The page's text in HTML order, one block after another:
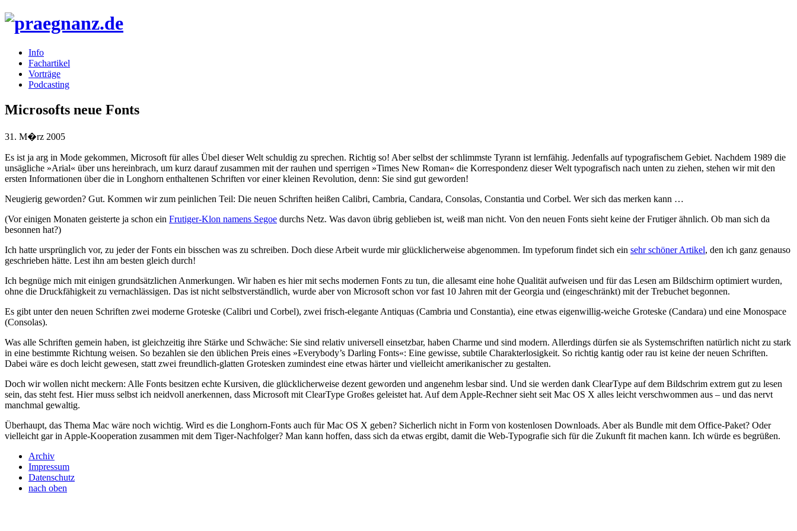
Info
Fachartikel
Vorträge
Podcasting
Microsofts neue Fonts
31. M�rz 2005
Es ist ja arg in Mode gekommen, Microsoft für alles Übel dieser Welt schuldig zu sprechen. Richtig so! Aber selbst der schlimmste Tyrann ist lernfähig. Jedenfalls auf typografischem Gebiet. Nachdem 1989 die
unsägliche »Arial« über uns hereinbrach, um kurz darauf zusammen mit der rauhen und sperrigen »Times New Roman« die Korrespondenz dieser Welt typografisch nach unten zu ziehen, stehen wir mit den
ersten Informationen über die in Longhorn enthaltenen Schriften vor einer kleinen Revolution, denn: Sie sind gut geworden!
Neugierig geworden? Gut. Kommen wir zum peinlichen Teil: Die neuen Schriften heißen Calibri, Cambria, Candara, Consolas, Constantia und Corbel. Wer sich das merken kann …
(Vor einigen Monaten geisterte ja schon ein Frutiger-Klon namens Segoe durchs Netz. Was davon übrig geblieben ist, weiß man nicht. Von den neuen Fonts sieht keine der Frutiger ähnlich. Ob man sich da
besonnen hat?)
Ich hatte ursprünglich vor, zu jeder der Fonts ein bisschen was zu schreiben. Doch diese Arbeit wurde mir glücklicherweise abgenommen. Im typeforum findet sich ein sehr schöner Artikel, den ich ganz genauso
geschrieben hätte. Lest ihn am besten gleich durch!
Ich begnüge mich mit einigen grundsätzlichen Anmerkungen. Wir haben es hier mit sechs modernen Fonts zu tun, die allesamt eine hohe Qualität aufweisen und für das Lesen am Bildschirm optimiert wurden,
ohne die Druckfähigkeit zu vernachlässigen. Das ist nicht selbstverständlich, wurde aber von Microsoft schon vor fast 10 Jahren mit der Georgia und (eingeschränkt) mit der Trebuchet begonnen.
Es gibt unter den neuen Schriften zwei moderne Groteske (Calibri und Corbel), zwei frisch-elegante Antiquas (Cambria und Constantia), eine etwas eigenwillig-weiche Groteske (Candara) und eine Monospace
(Consolas).
Was alle Schriften gemein haben, ist gleichzeitig ihre Stärke und Schwäche: Sie sind relativ universell einsetzbar, haben Charme und sind modern. Allerdings dürfen sie als Systemschriften natürlich nicht zu stark
in eine bestimmte Richtung weisen. So bezahlen sie den üblichen Preis eines »Everybody’s Darling Fonts«: Eine gewisse, subtile Charakterlosigkeit. So richtig kantig oder rau ist keine der neuen Schriften.
Dabei wäre es doch leicht gewesen, statt zwei freundlich-glatten Grotesken zumindest eine etwas härter und vielleicht amerikanischer zu gestalten.
Doch wir wollen nicht meckern: Alle Fonts besitzen echte Kursiven, die glücklicherweise dezent geworden und angenehm lesbar sind. Und sie werden dank ClearType auf dem Bildschrim extrem gut zu lesen
sein, das steht fest. Hier muss selbst ich neidvoll anerkennen, dass Microsoft mit ClearType Großes geleistet hat. Auf dem Apple-Rechner sieht seit Mac OS X alles leicht verschwommen aus – und das nervt
manchmal gewaltig.
Überhaupt, das Thema Mac wäre noch wichtig. Wird es die Longhorn-Fonts auch für Mac OS X geben? Sicherlich nicht in Form von kostenlosen Downloads. Aber als Bundle mit dem Office-Paket? Oder
vielleicht gar in Apple-Kooperation zusammen mit dem Tiger-Nachfolger? Man kann hoffen, dass sich da etwas ergibt, damit die Web-Typografie sich für die Zukunft fit machen kann. Ich würde es begrüßen.
Archiv
Impressum
Datenschutz
nach oben